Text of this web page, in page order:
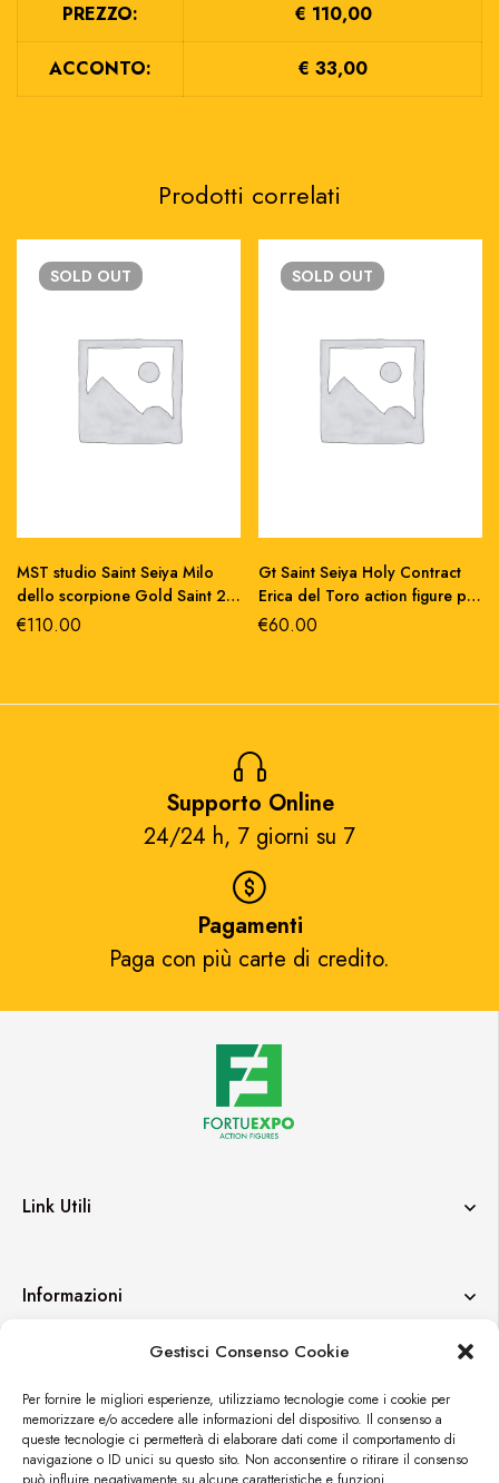
Gestisci Consenso Cookie
Per fornire le migliori esperienze, utilizziamo tecnologie come i cookie per
memorizzare e/o accedere alle informazioni del dispositivo. Il consenso a
queste tecnologie ci permetterà di elaborare dati come il comportamento di
navigazione o ID unici su questo sito. Non acconsentire o ritirare il consenso
PREZZO: € 110,00
ACCONTO: € 33,00
Prodotti correlati
SOLD OUT
MST studio Saint Seiya Milo
dello scorpione Gold Saint 24
cm pvc/metallo
€110.00
SOLD OUT
Gt Saint Seiya Holy Contract
Erica del Toro action figure pvc
16 cm
€60.00
Supporto Online
24/24 h, 7 giorni su 7​
Pagamenti
Paga con più carte di credito.​
Link Utili
Informazioni